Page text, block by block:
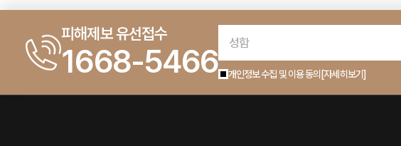
피해제보 유선접수
1668-5466 개인정보 수집 및 이용 동의 [자세히보기]